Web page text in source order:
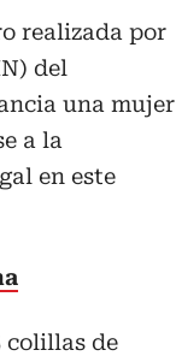
realizada por
del
una mujer
a la
en este
colillas de